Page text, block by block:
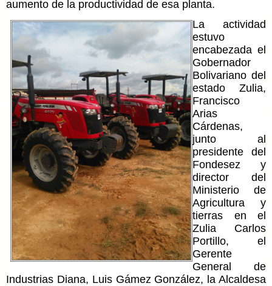
aumento de la productividad de esa planta.
La actividad
estuvo
encabezada el
Gobernador
Bolivariano del
estado Zulia,
Francisco
Arias
Cárdenas,
junto al
presidente del
Fondesez y
director del
Ministerio de
Agricultura y
tierras en el
Zulia Carlos
Portillo, el
Gerente
General de
Industrias Diana, Luis Gámez González, la Alcaldesa